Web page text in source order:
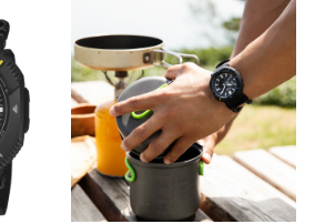
圈，可随使用场景切换两种风格。日常使用
误触。户外活动时，只需将表圈旋转45
便捷性得到提升。
伞绳表带，通过与交叉式表带组合，提升了
度。环形伸缩扣钩设计，不论佩戴于皮肤或